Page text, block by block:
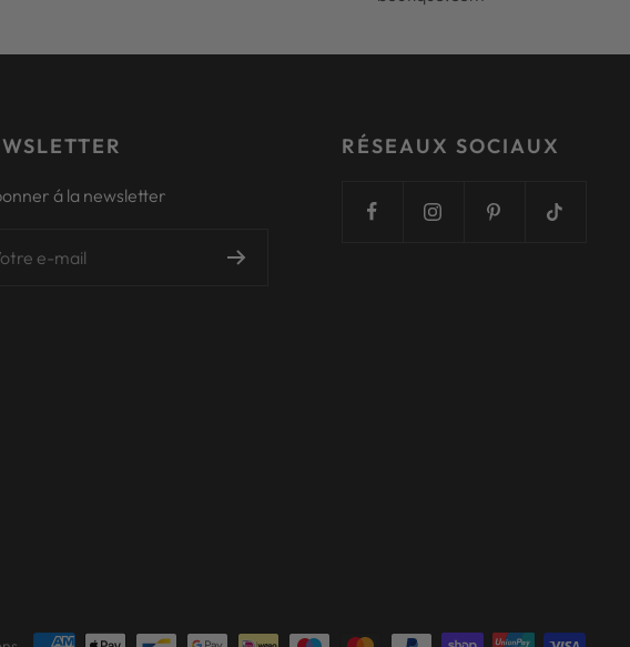
á la newsletter
e-mail
RÉSEAUX SOCIAUX